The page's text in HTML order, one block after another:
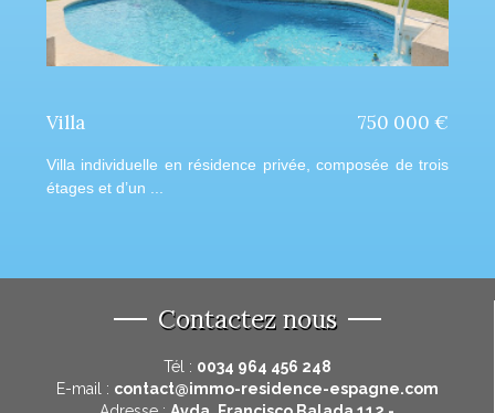
Appartement 338 000 €
Appartement neuf en première ligne de plage,
complètement meublé, 2 chambres, 2 salles...
Contactez nous
Tél : 0034 964 456 248
E-mail : contact@immo-residence-espagne.com